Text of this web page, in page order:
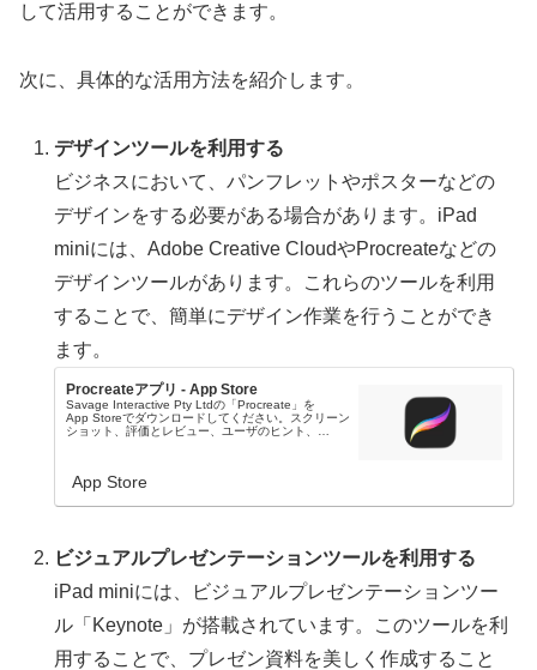
して活用することができます。
次に、具体的な活用方法を紹介します。
デザインツールを利用する
ビジネスにおいて、パンフレットやポスターなどの
デザインをする必要がある場合があります。iPad
miniには、Adobe Creative CloudやProcreateなどの
デザインツールがあります。これらのツールを利用
することで、簡単にデザイン作業を行うことができ
ます。
Procreateアプリ - App Store
Savage Interactive Pty Ltdの「Procreate」を
App Storeでダウンロードしてください。スクリーン
ショット、評価とレビュー、ユーザのヒント、
App Store
ビジュアルプレゼンテーションツールを利用する
iPad miniには、ビジュアルプレゼンテーションツー
ル「Keynote」が搭載されています。このツールを利
用することで、プレゼン資料を美しく作成すること